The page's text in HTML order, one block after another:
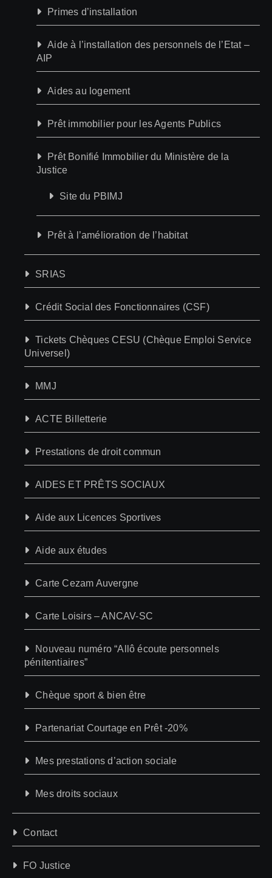
Primes d’installation
Aide à l’installation des personnels de l’Etat –
AIP
Aides au logement
Prêt immobilier pour les Agents Publics
Prêt Bonifié Immobilier du Ministère de la
Justice
Site du PBIMJ
Prêt à l’amélioration de l’habitat
SRIAS
Crédit Social des Fonctionnaires (CSF)
Tickets Chèques CESU (Chèque Emploi Service
Universel)
MMJ
ACTE Billetterie
Prestations de droit commun
AIDES ET PRÊTS SOCIAUX
Aide aux Licences Sportives
Aide aux études
Carte Cezam Auvergne
Carte Loisirs – ANCAV-SC
Nouveau numéro “Allô écoute personnels
pénitentiaires”
Chèque sport & bien être
Partenariat Courtage en Prêt -20%
Mes prestations d’action sociale
Mes droits sociaux
Contact
FO Justice